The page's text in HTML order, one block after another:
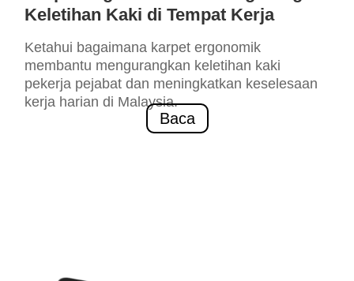
Keletihan Kaki di Tempat Kerja
Ketahui bagaimana karpet ergonomik
membantu mengurangkan keletihan kaki
pekerja pejabat dan meningkatkan keselesaan
kerja harian di Malaysia.
Baca